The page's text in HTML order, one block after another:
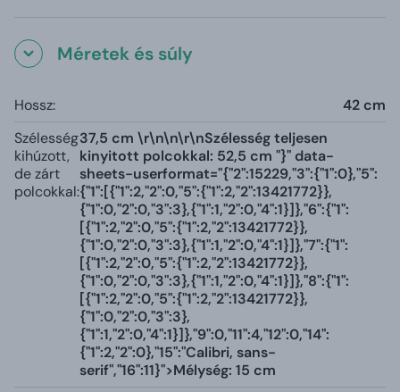
Méretek és súly
Hossz:
42 cm
Szélesség
kihúzott,
de zárt
polcokkal:
37,5 cm \r\n\n\r\nSzélesség teljesen
kinyitott polcokkal: 52,5 cm "}" data-
sheets-userformat="{"2":15229,"3":{"1":0},"5":
{"1":[{"1":2,"2":0,"5":{"1":2,"2":13421772}},
{"1":0,"2":0,"3":3},{"1":1,"2":0,"4":1}]},"6":{"1":
[{"1":2,"2":0,"5":{"1":2,"2":13421772}},
{"1":0,"2":0,"3":3},{"1":1,"2":0,"4":1}]},"7":{"1":
[{"1":2,"2":0,"5":{"1":2,"2":13421772}},
{"1":0,"2":0,"3":3},{"1":1,"2":0,"4":1}]},"8":{"1":
[{"1":2,"2":0,"5":{"1":2,"2":13421772}},
{"1":0,"2":0,"3":3},
{"1":1,"2":0,"4":1}]},"9":0,"11":4,"12":0,"14":
{"1":2,"2":0},"15":"Calibri, sans-
serif","16":11}">Mélység: 15 cm